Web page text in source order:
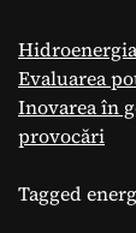
Evaluarea
Inovarea în
provocări
Tagged